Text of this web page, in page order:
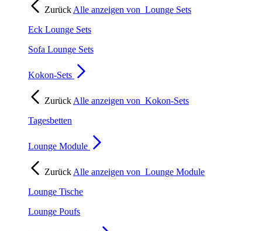
Zurück Alle anzeigen von Lounge Sets
Eck Lounge Sets
Sofa Lounge Sets
Kokon-Sets
Zurück Alle anzeigen von Kokon-Sets
Tagesbetten
Lounge Module
Zurück Alle anzeigen von Lounge Module
Lounge Tische
Lounge Poufs